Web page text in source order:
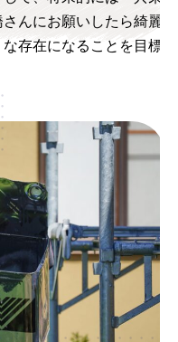
んにお願いしたら綺麗
存在になることを目標